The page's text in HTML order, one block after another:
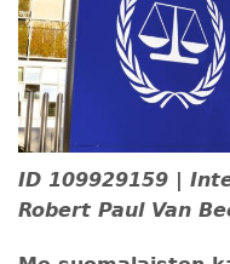
ID 109929159 |
Robert Paul Van